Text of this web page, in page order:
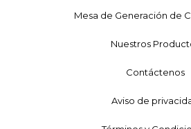
Mesa de Generación de
Nuestros
Contáctenos
Aviso de